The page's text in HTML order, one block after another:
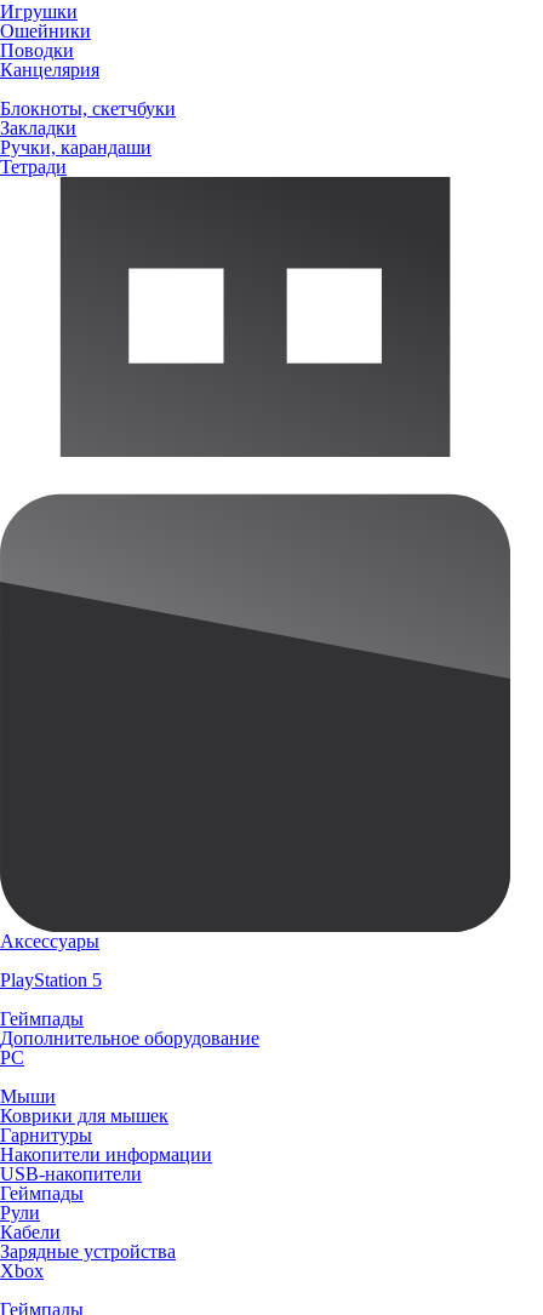
Игрушки
Ошейники
Поводки
Канцелярия
Блокноты, скетчбуки
Закладки
Ручки, карандаши
Тетради
Аксессуары
PlayStation 5
Геймпады
Дополнительное оборудование
PC
Мыши
Коврики для мышек
Гарнитуры
Накопители информации
USB-накопители
Геймпады
Рули
Кабели
Зарядные устройства
Xbox
Геймпады